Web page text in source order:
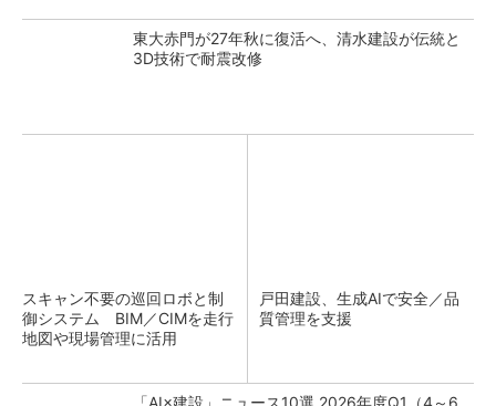
東大赤門が27年秋に復活へ、清水建設が伝統と
3D技術で耐震改修
スキャン不要の巡回ロボと制
御システム BIM／CIMを走行
地図や現場管理に活用
戸田建設、生成AIで安全／品
質管理を支援
「AI×建設」ニュース10選 2026年度Q1（4～6